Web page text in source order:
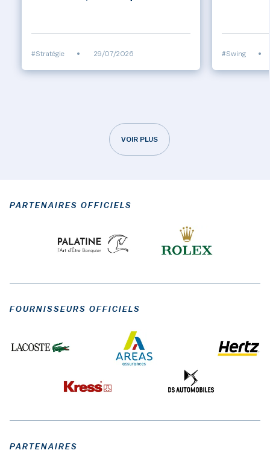
#Stratégie • 29/07/2026 #Swing •
VOIR PLUS
PARTENAIRES OFFICIELS
FOURNISSEURS OFFICIELS
PARTENAIRES